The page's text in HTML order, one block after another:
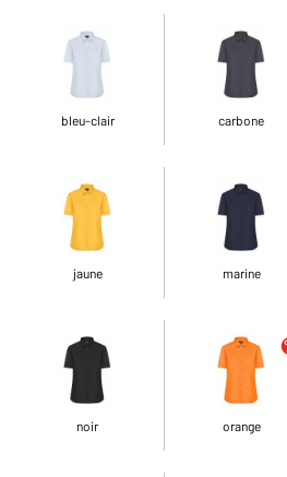
bleu-clair carbone
jaune marine
noir orange